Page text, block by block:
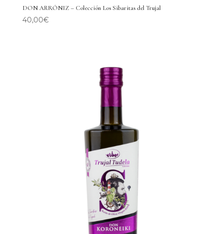
DON ARRÓNIZ – Colección Los Sibaritas del Trujal
40,00€